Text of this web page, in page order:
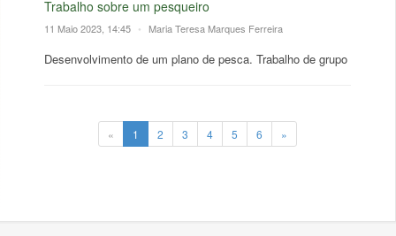
Trabalho sobre um pesqueiro
11 Maio 2023, 14:45 • Maria Teresa Marques Ferreira
Desenvolvimento de um plano de pesca. Trabalho de grupo
« 1 2 3 4 5 6 »